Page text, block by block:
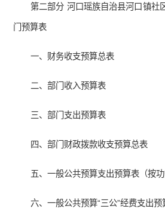
第二部分 河口瑶族自治县河口镇社
门预算表
一、财务收支预算总表
二、部门收入预算表
三、部门支出预算表
四、部门财政拨款收支预算总表
五、一般公共预算支出预算表（按功
六、一般公共预算“三公”经费支出预